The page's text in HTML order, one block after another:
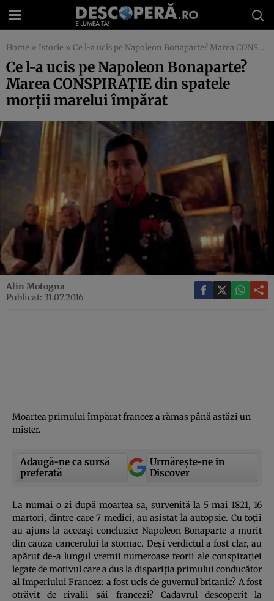
Home » Istorie » Ce l-a ucis pe Napoleon Bonaparte? Marea CONSPIRAŢIE din spatele morţii marelui împărat
Ce l-a ucis pe Napoleon Bonaparte?
Marea CONSPIRAŢIE din spatele
morţii marelui împărat
Alin Motogna
Publicat: 31.07.2016
Moartea primului împărat francez a rămas până astăzi un
mister.
Adaugă-ne ca sursă
preferată
Urmărește-ne in
Discover
La numai o zi după moartea sa, survenită la 5 mai 1821, 16
martori, dintre care 7 medici, au asistat la autopsie. Cu toţii
au ajuns la aceeaşi concluzie: Napoleon Bonaparte a murit
din cauza cancerului la stomac. Deşi verdictul a fost clar, au
apărut de-a lungul vremii numeroase teorii ale conspiraţiei
legate de motivul care a dus la dispariţia primului conducător
al Imperiului Francez: a fost ucis de guvernul britanic? A fost
otrăvit de rivalii săi francezi? Cadavrul descoperit la